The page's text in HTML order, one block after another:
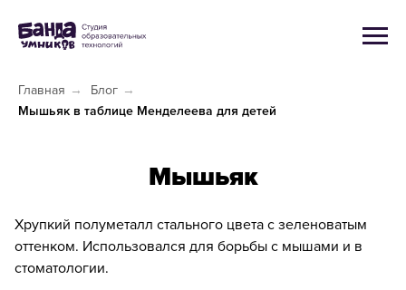
Главная → Блог →
Мышьяк в таблице Менделеева для детей
Мышьяк
Хрупкий полуметалл стального цвета с зеленоватым
оттенком. Использовался для борьбы с мышами и в
стоматологии.